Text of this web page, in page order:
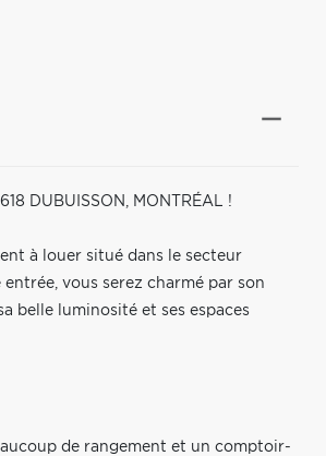
DUBUISSON, MONTRÉAL !
à louer situé dans le secteur
entrée, vous serez charmé par son
belle luminosité et ses espaces
de rangement et un comptoir-